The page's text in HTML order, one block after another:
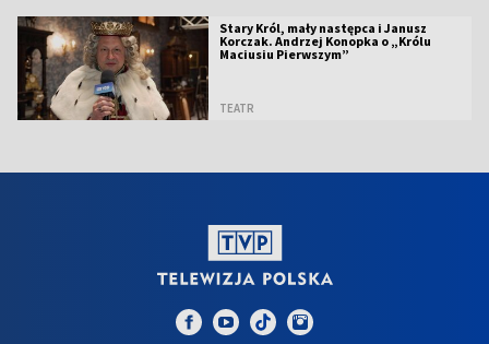
Stary Król, mały następca i Janusz
Korczak. Andrzej Konopka o „Królu
Maciusiu Pierwszym”
TEATR